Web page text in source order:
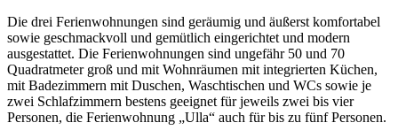
Die drei Ferienwohnungen sind geräumig und äußerst komfortabel
sowie geschmackvoll und gemütlich eingerichtet und modern
ausgestattet. Die Ferienwohnungen sind ungefähr 50 und 70
Quadratmeter groß und mit Wohnräumen mit integrierten Küchen,
mit Badezimmern mit Duschen, Waschtischen und WCs sowie je
zwei Schlafzimmern bestens geeignet für jeweils zwei bis vier
Personen, die Ferienwohnung „Ulla“ auch für bis zu fünf Personen.